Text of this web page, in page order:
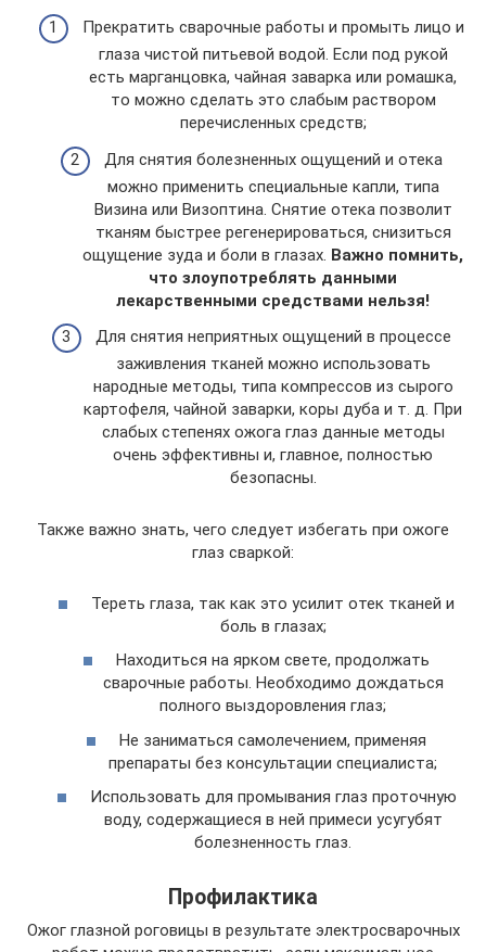
Прекратить сварочные работы и промыть лицо и
глаза чистой питьевой водой. Если под рукой
есть марганцовка, чайная заварка или ромашка,
то можно сделать это слабым раствором
перечисленных средств;
Для снятия болезненных ощущений и отека
можно применить специальные капли, типа
Визина или Визоптина. Снятие отека позволит
тканям быстрее регенерироваться, снизиться
ощущение зуда и боли в глазах. Важно помнить,
что злоупотреблять данными
лекарственными средствами нельзя!
Для снятия неприятных ощущений в процессе
заживления тканей можно использовать
народные методы, типа компрессов из сырого
картофеля, чайной заварки, коры дуба и т. д. При
слабых степенях ожога глаз данные методы
очень эффективны и, главное, полностью
безопасны.
Также важно знать, чего следует избегать при ожоге
глаз сваркой:
Тереть глаза, так как это усилит отек тканей и
боль в глазах;
Находиться на ярком свете, продолжать
сварочные работы. Необходимо дождаться
полного выздоровления глаз;
Не заниматься самолечением, применяя
препараты без консультации специалиста;
Использовать для промывания глаз проточную
воду, содержащиеся в ней примеси усугубят
болезненность глаз.
Профилактика
Ожог глазной роговицы в результате электросварочных